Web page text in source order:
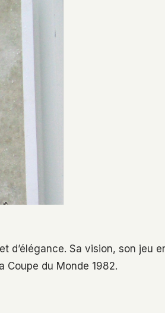
d’élégance. Sa vision, son jeu
Coupe du Monde 1982.